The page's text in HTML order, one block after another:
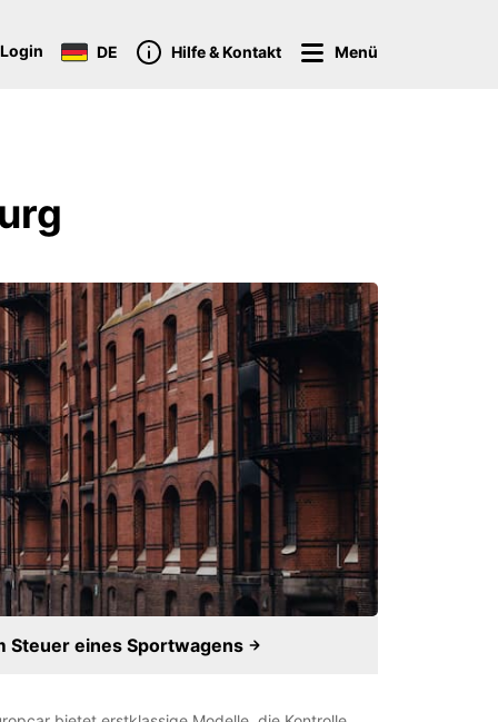
Login DE Hilfe & Kontakt Menü
Steuer eines Sportwagens